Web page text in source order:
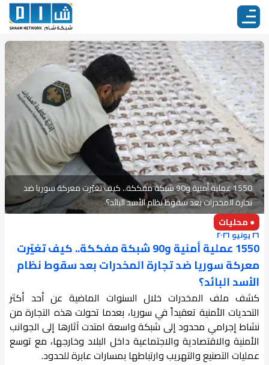
1550 عملية أمنية و90 شبكة مفككة.. كيف تغيّرت معركة سوريا ضد
تجارة المخدرات بعد سقوط نظام الأسد البائد؟
● محليات
٢٦ يونيو ٢٠٢٦
1550 عملية أمنية و90 شبكة مفككة.. كيف تغيّرت
معركة سوريا ضد تجارة المخدرات بعد سقوط نظام
الأسد البائد؟
كشف ملف المخدرات خلال السنوات الماضية عن أحد أكثر
التحديات الأمنية تعقيداً في سوريا، بعدما تحولت هذه التجارة من
نشاط إجرامي محدود إلى شبكة واسعة امتدت آثارها إلى الجوانب
الأمنية والاقتصادية والاجتماعية داخل البلاد وخارجها، مع توسع
عمليات التصنيع والتهريب وارتباطها بمسارات عابرة للحدود.